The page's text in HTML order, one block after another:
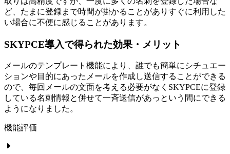
ど、たまに登録まで時間が掛かることがありすぐに利用した
い場合に不便に感じることがあります。
SKYPCE導入で得られた効果・メリット
メールのテンプレート機能により、誰でも簡単にシチュエー
ションや目的にあったメールを作成し送信することができる
ので、毎回メールの文面を考える必要がなくSKYPCEに登録
している名刺情報と併せて一斉送信があっという間にできる
ようになりました。
機能評価